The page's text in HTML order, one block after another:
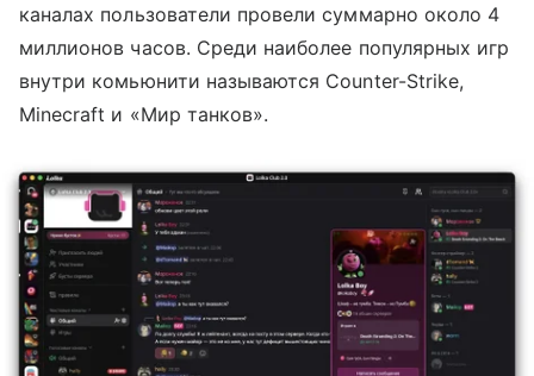
каналах пользователи провели суммарно около 4
миллионов часов. Среди наиболее популярных игр
внутри комьюнити называются Counter-Strike,
Minecraft и «Мир танков».